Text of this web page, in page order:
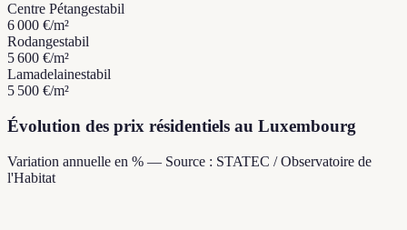
Centre Pétangestabil
6 000 €/m²
Rodangestabil
5 600 €/m²
Lamadelainestabil
5 500 €/m²
Évolution des prix résidentiels au Luxembourg
Variation annuelle en % — Source : STATEC / Observatoire de
l'Habitat